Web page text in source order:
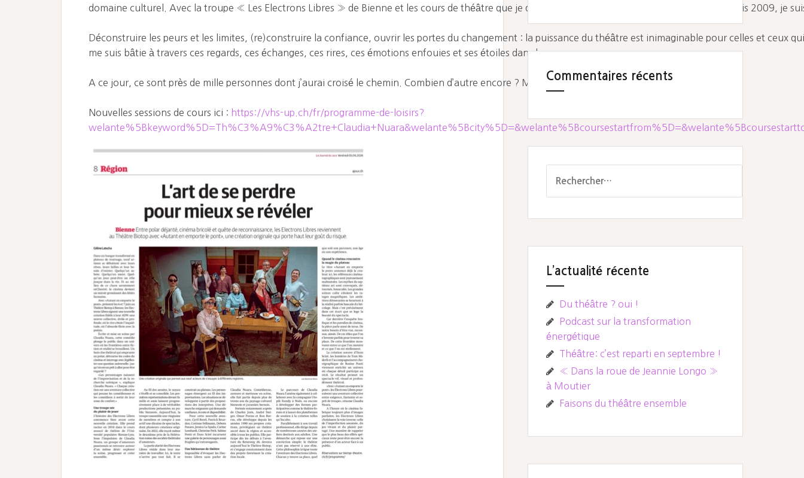
domaine culturel. Avec la troupe « Les Electrons Libres » de Bienne et les cours de théâtre que je donne à l’Université pppulaire Bienne-Lyss
depuis 2009, je
Déconstruire les peurs et les limites, (re)construire la confiance, ouvrir les portes du changement : la puissance du théâtre est inimaginable pour celles et ceux
me suis bâtie à travers ces regards, ces échanges, ces rires, ces émotions enfouies et ses étoiles dans les yeux.
A ce jour, ce sont près de mille personnes dont j’aurai croisé le chemin. Combien d’autre encore ? Merci la vie !
Nouvelles sessions de cours ici : https://vhs-up.ch/fr/programme-de-loisirs?
Commentaires récents
L’actualité récente
Du théâtre ? oui !
Podcast sur la transformation
énergétique
Théâtre: c’est reparti en septembre !
« Dans la roue de Jeannie Longo »
à Moutier
Faisons du théâtre ensemble